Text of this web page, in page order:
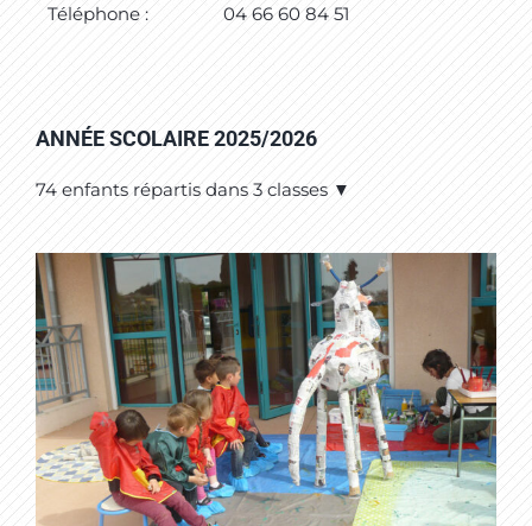
Téléphone :
04 66 60 84 51
ANNÉE SCOLAIRE 2025/2026
74 enfants répartis dans 3 classes ▼